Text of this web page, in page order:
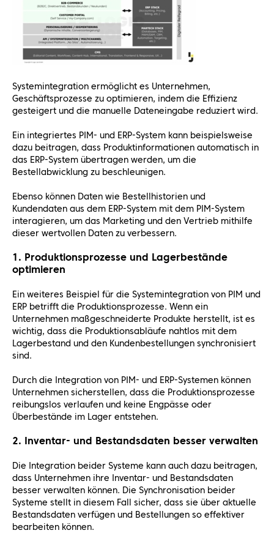
Systemintegration ermöglicht es Unternehmen,
Geschäftsprozesse zu optimieren, indem die Effizienz
gesteigert und die manuelle Dateneingabe reduziert wird.
Ein integriertes PIM- und ERP-System kann beispielsweise
dazu beitragen, dass Produktinformationen automatisch in
das ERP-System übertragen werden, um die
Bestellabwicklung zu beschleunigen.
Ebenso können Daten wie Bestellhistorien und
Kundendaten aus dem ERP-System mit dem PIM-System
interagieren, um das Marketing und den Vertrieb mithilfe
dieser wertvollen Daten zu verbessern.
1. Produktionsprozesse und Lagerbestände
optimieren
Ein weiteres Beispiel für die Systemintegration von PIM und
ERP betrifft die Produktionsprozesse. Wenn ein
Unternehmen maßgeschneiderte Produkte herstellt, ist es
wichtig, dass die Produktionsabläufe nahtlos mit dem
Lagerbestand und den Kundenbestellungen synchronisiert
sind.
Durch die Integration von PIM- und ERP-Systemen können
Unternehmen sicherstellen, dass die Produktionsprozesse
reibungslos verlaufen und keine Engpässe oder
Überbestände im Lager entstehen.
2. Inventar- und Bestandsdaten besser verwalten
Die Integration beider Systeme kann auch dazu beitragen,
dass Unternehmen ihre Inventar- und Bestandsdaten
besser verwalten können. Die Synchronisation beider
Systeme stellt in diesem Fall sicher, dass sie über aktuelle
Bestandsdaten verfügen und Bestellungen so effektiver
bearbeiten können.